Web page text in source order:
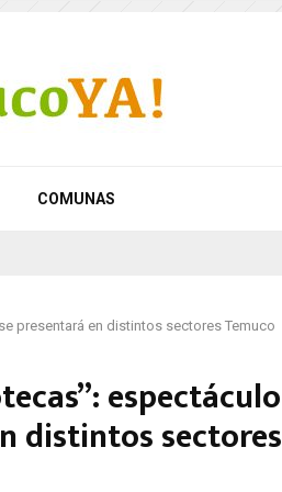
COMUNAS
presentará en distintos sectores Temuco
espectáculo
distintos sectores